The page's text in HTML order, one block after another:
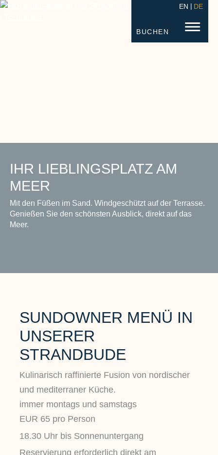
STRANDHOTEL FISCHLAND
BUCHEN
EN DE
IHR LIEBLINGSPLATZ AM
MEER
Mit den Füßen im Sand. Windgeschützt auf der Terrasse.
Genießen Sie den schönsten Ausblick, direkt auf das
Meer.
SUNDOWNER MENÜ IN
UNSERER
STRANDBUDE
Kulinarisch raffinierte Fusion von nordischer
und mediterraner Küche.
immer montags und samstags
EUR 65 pro Person
18.30 Uhr bis Sonnenuntergang
Reservierung erforderlich direkt am